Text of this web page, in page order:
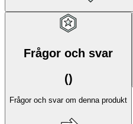
Frågor och svar
()
Frågor och svar om denna produkt